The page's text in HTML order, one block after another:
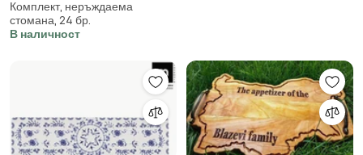
Gourmet Ida, Инокс, 24 части
Комплект, неръждаема
стомана, 24 бр.
В наличност